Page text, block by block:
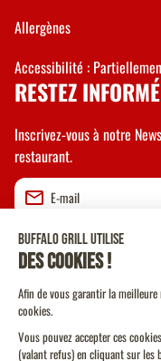
Allergènes
Accessibilité :
RESTEZ
Inscrivez-vous à notre
restaurant.
Valider